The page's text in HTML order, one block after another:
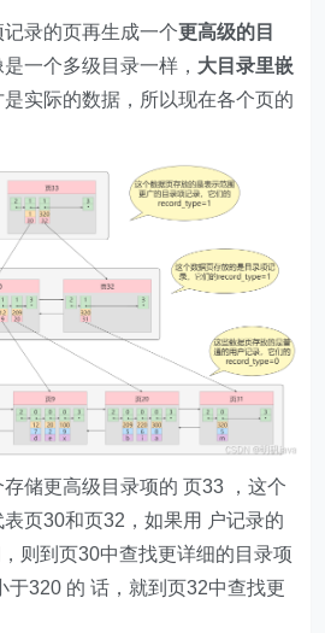
录的页再生成一个更高级的目
一个多级目录一样， 大目录里嵌
是实际的数据，所以现在各个页的
储更高级目录项的 页33 ，这个
页30和页32，如果用 户记录的
则到页30中查找更详细的目录项
于320 的 话，就到页32中查找更